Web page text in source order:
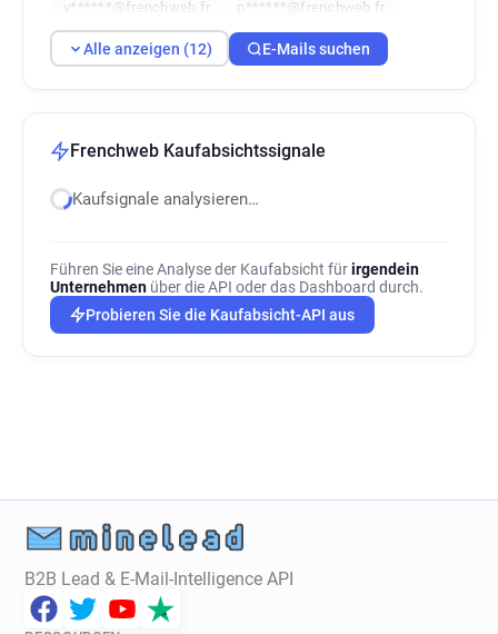
v******@frenchweb.fr
p******@frenchweb.fr
f***********@frenchweb.fr
r*****@frenchweb.fr
a******@frenchweb.fr
y***********@frenchweb.fr
Alle anzeigen (12) E-Mails suchen
Frenchweb Kaufabsichtssignale
Kaufsignale analysieren…
Führen Sie eine Analyse der Kaufabsicht fürirgendein
Unternehmen über die API oder das Dashboard durch.
Probieren Sie die Kaufabsicht-API aus
B2B Lead & E-Mail-Intelligence API